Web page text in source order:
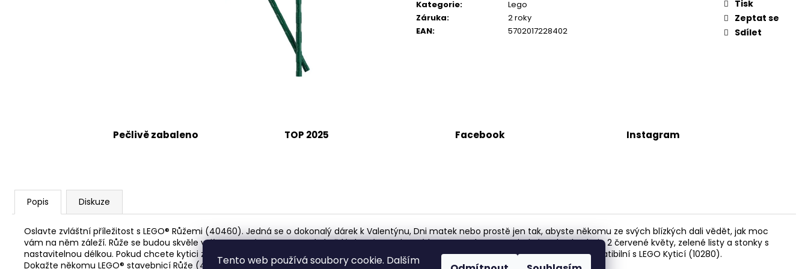
Tento web používá soubory cookie. Dalším
Kategorie:
Lego
Záruka:
2 roky
EAN: 5702017228402
Tisk
Zeptat se
Sdílet
Pečlivě zabaleno TOP 2025 Facebook Instagram
Popis Diskuze
Oslavte zvláštní příležitost s LEGO® Růžemi (40460). Jedná se o dokonalý dárek k Valentýnu, Dni matek nebo prostě jen tak, abyste někomu ze svých blízkých dali vědět, jak moc
vám na něm záleží. Růže se budou skvěle vyjímat ve váze a vnesou do každé domácnosti nové barvy. Snadno sestavitelná sada obsahuje 2 červené květy, zelené listy a stonky s
nastavitelnou délkou. Pokud chcete kytici z kostek obohatit o další barvy, zkombinujte ji s LEGO stavebnicí Tulipány (40461). Sada je kompatibilní s LEGO Kyticí (10280).
Dokažte někomu LEGO® stavebnicí Růže (40460), jak je pro vás výjimečný. Perfektní dárek k Valentýnu, Dni matek nebo prostě jen tak.